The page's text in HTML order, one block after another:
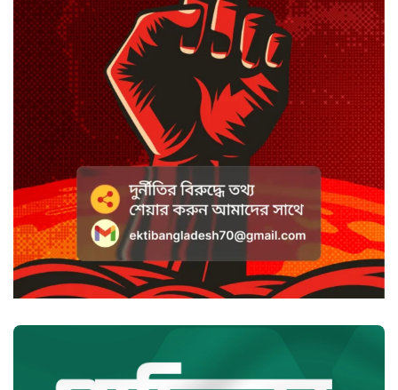
সাদা না বাদামি চিনি, কোনটি ভালো?
হাসানের ৪ উইকেটের দিনে ধুঁকছে
বাংলাদেশ